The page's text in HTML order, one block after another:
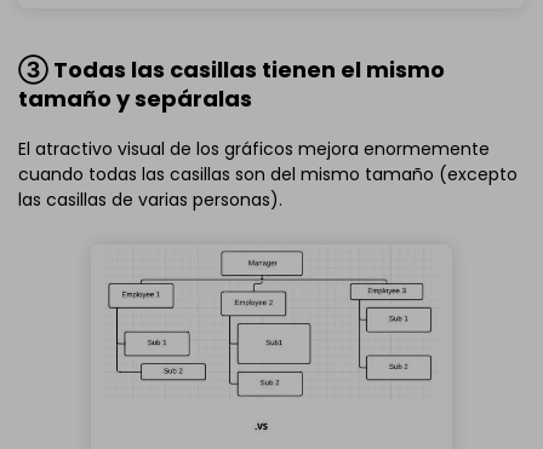
③ Todas las casillas tienen el mismo
tamaño y sepáralas
El atractivo visual de los gráficos mejora enormemente
cuando todas las casillas son del mismo tamaño (excepto
las casillas de varias personas).